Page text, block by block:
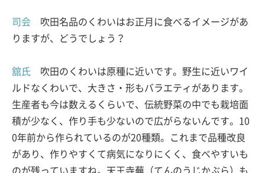
司会
吹田名品のくわいはお正月に食べるイメージがあ
りますが、どうでしょう？
舘氏
吹田のくわいは原種に近いです。野生に近いワイ
ルドなくわいで、大きさ・形もバラエティがあります。
生産者も今は数えるくらいで、伝統野菜の中でも栽培面
積が少なく、作り手も少ないので広がらないんです。10
0年前から作られているのが20種類。これまで品種改良
があり、作りやすくて病気になりにくく、食べやすいも
のが残っていますね。天王寺蕪（てんのうじかぶら）も